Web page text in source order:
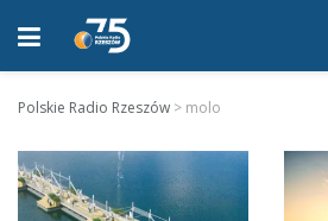
Polskie Radio Rzeszów > molo